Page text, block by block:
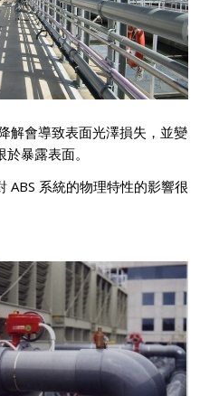
解會導致表面光澤損失，並變
暴露表面。
ABS 系統的物理特性的影響很